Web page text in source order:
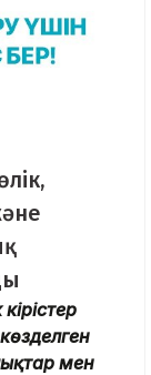
мен